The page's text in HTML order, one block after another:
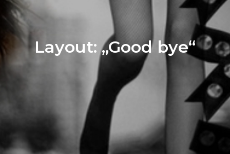
Layout: „Good bye“